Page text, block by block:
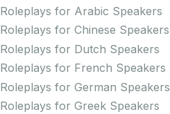
Roleplays for Arabic Speakers
Roleplays for Chinese Speakers
Roleplays for Dutch Speakers
Roleplays for French Speakers
Roleplays for German Speakers
Roleplays for Greek Speakers